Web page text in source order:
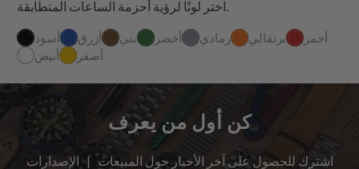
أسود أزرق بني أخضر رمادي برتقالي
أحمر
أبيض
أصفر
كن أول من يعرف
اشترك للحصول على آخر الأخبار حول المبيعات | الإصدارات